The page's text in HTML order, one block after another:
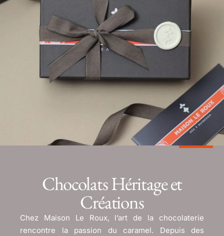
Chocolats Héritage et
Créations
Chez Maison Le Roux, l’art de la chocolaterie
rencontre la passion du caramel. Depuis des